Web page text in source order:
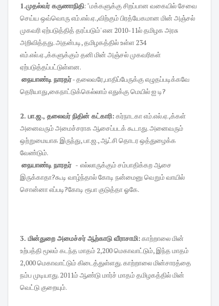
1.முதல்வர் கருணாநிதி: "மக்களுக்கு சிறப்பான வகையில் சேவை
செய்ய ஒவ்வொரு எம்.எல்.ஏ.,விற்கும் பிரத்யேகமான மின் அஞ்சல்
முகவரி ஏற்படுத்தித் தரப்படும்' என 2010-11ல் தமிழக அரசு
அறிவித்தது. அதன்படி, தமிழகத்தில் உள்ள 234
எம்.எல்.ஏ.,க்களுக்கும் தனி மின் அஞ்சல் முகவரிகள்
ஏற்படுத்தப்பட்டுள்ளன.
நையாண்டி நாரதர்- தலைவரே,பாதிப்பேருக்கு எழுதப்படிக்கவே
தெரியாது,கைநாட்டுக்கெல்லாம் எதுக்கு மெயில் ஐ டி?
2. பா.ஜ., தலைவர் நிதின் கட்காரி: கர்நாடகா எம்.எல்.ஏ.,க்கள்
அனைவரும் அமைச்சராக ஆசைப்படக் கூடாது. அனைவரும்
ஒற்றுமையாக இருந்து, பா.ஜ., ஆட்சி தொடர ஒத்துழைக்க
வேண்டும்.
நையாண்டி நாரதர் - எல்லாருக்கும் சம்பாதிக்கற ஆசை
இருக்காதா?கூடி வாழ்ந்தால் கோடி நன்மைனு வெறும் வாயில்
சொன்னா எப்படி?கோடி ரூபா குடுத்தா ஓகே.
3. மின்துறை அமைச்சர் ஆற்காடு வீராசாமி: காற்றாலை மின்
உற்பத்தி மூலம் கடந்த மாதம் 2,200 மெகாவாட்டும், இந்த மாதம்
2,000 மெகாவாட்டும் கிடைத்துள்ளது. காற்றாலை மின்சாரத்தை
நம்ப முடியாது. 2011ம் ஆண்டு மார்ச் மாதம் தமிழகத்தில் மின்
வெட்டு குறையும்.